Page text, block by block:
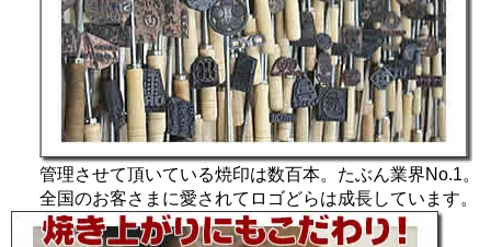
管理させて頂いている焼印は数百本。たぶん業界No.1。
全国のお客さまに愛されてロゴどらは成長しています。